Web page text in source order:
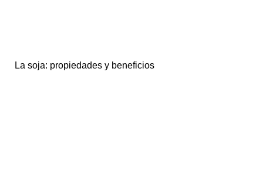
La soja: propiedades y beneficios